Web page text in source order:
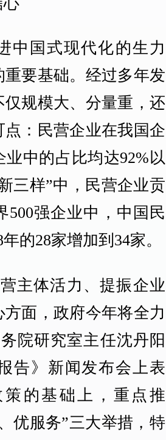
中国式现代化的生力
要基础。经过多年发
规模大、分量重，还
：民营企业在我国企
中的占比均达92%以
三样”中，民营企业贡
500强企业中，中国民
的28家增加到34家。
主体活力、提振企业
面，政府今年将全力
院研究室主任沈丹阳
告》新闻发布会上表
的基础上，重点推
优服务”三大举措，特